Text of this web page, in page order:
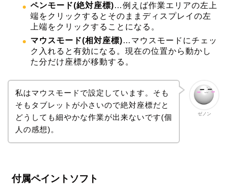
ペンモード(絶対座標)…例えば作業エリアの左上
端をクリックするとそのままディスプレイの左
上端をクリックすることになる。
マウスモード(相対座標)…マウスモードにチェッ
ク入れると有効になる。現在の位置から動かし
た分だけ座標が移動する。
ゼノン
私はマウスモードで設定しています。そも
そもタブレットが小さいので絶対座標だと
どうしても細やかな作業が出来ないです(個
人の感想)。
付属ペイントソフト